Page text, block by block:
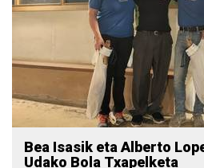
Bea Isasik eta Alberto
Udako Bola Txapelketa